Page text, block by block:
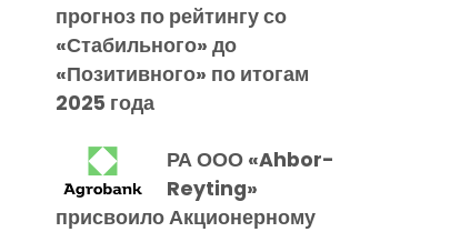
прогноз по рейтингу со
«Стабильного» до
«Позитивного» по итогам
2025 года
РА ООО «Ahbor-
Reyting»
присвоило Акционерному